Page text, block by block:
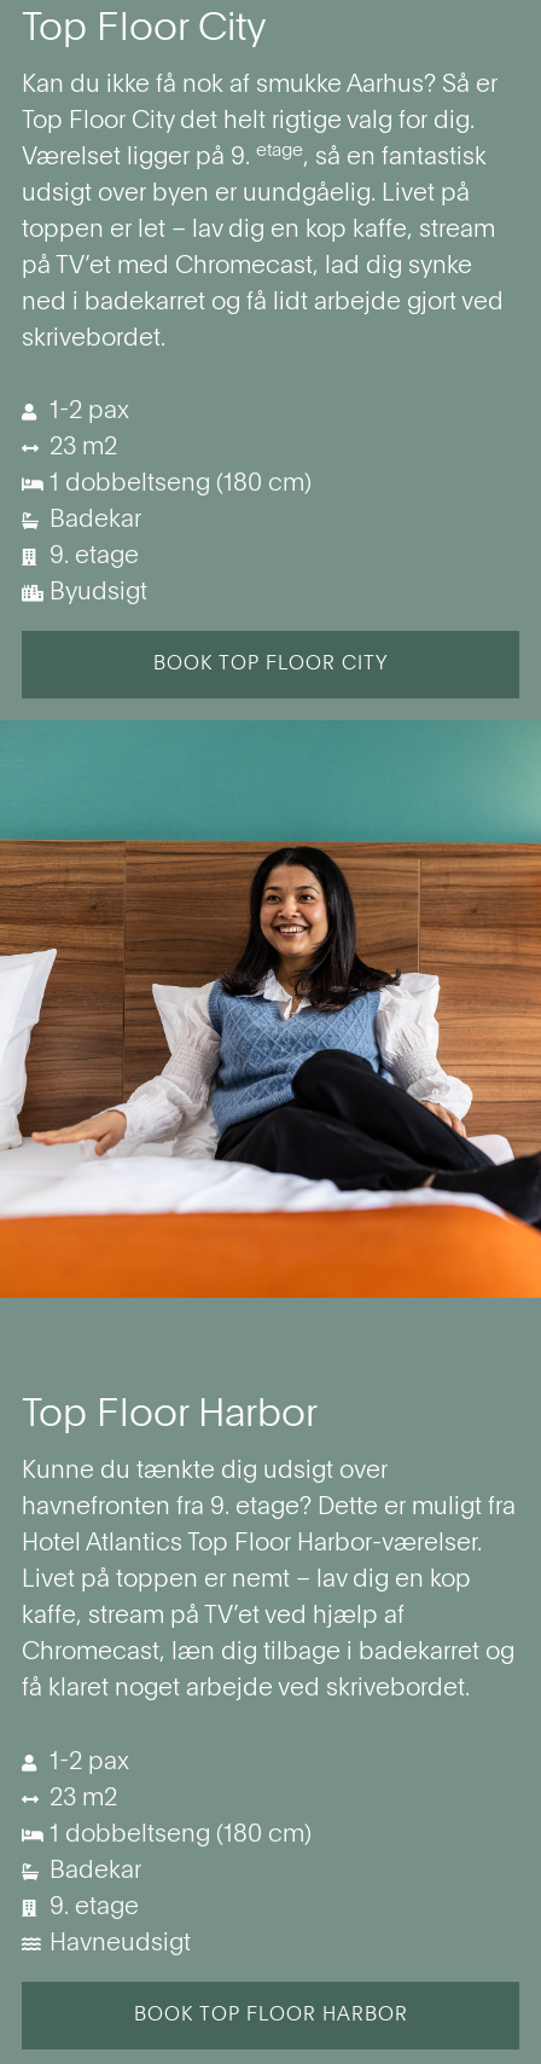
Top Floor City
Kan du ikke få nok af smukke Aarhus? Så er
Top Floor City det helt rigtige valg for dig.
Værelset ligger på 9. etage, så en fantastisk
udsigt over byen er uundgåelig. Livet på
toppen er let – lav dig en kop kaffe, stream
på TV’et med Chromecast, lad dig synke
ned i badekarret og få lidt arbejde gjort ved
skrivebordet.
1-2 pax
23 m2
1 dobbeltseng (180 cm)
Badekar
9. etage
Byudsigt
BOOK TOP FLOOR CITY
Top Floor Harbor
Kunne du tænkte dig udsigt over
havnefronten fra 9. etage? Dette er muligt fra
Hotel Atlantics Top Floor Harbor-værelser.
Livet på toppen er nemt – lav dig en kop
kaffe, stream på TV’et ved hjælp af
Chromecast, læn dig tilbage i badekarret og
få klaret noget arbejde ved skrivebordet.
1-2 pax
23 m2
1 dobbeltseng (180 cm)
Badekar
9. etage
Havneudsigt
BOOK TOP FLOOR HARBOR